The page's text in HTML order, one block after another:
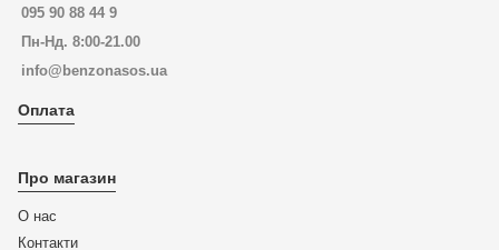
095 90 88 44 9
Пн-Нд. 8:00-21.00
info@benzonasos.ua
Оплата
Про магазин
О нас
Контакти